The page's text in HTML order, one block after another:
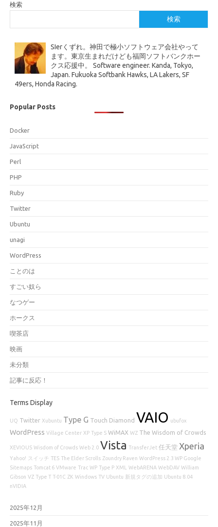
検索
検索
SIerくずれ。神田で極小ソフトウェア会社やって
ます。東京生まれだけども福岡ソフトバンクホー
クス応援中。 Software engineer. Kanda, Tokyo,
Japan. Fukuoka Softbank Hawks, LA Lakers, SF
49ers, Honda Racing.
Popular Posts
Docker
JavaScript
Perl
PHP
Ruby
Twitter
Ubuntu
unagi
WordPress
ことのは
すごい奴ら
なつゲー
ホークス
喫茶店
映画
未分類
記事に反応！
Terms Display
UQ Twitter Xubuntu Type G Touch Diamond VAIO ubufox
WordPress Village Center XP Type S WiMAX WZ The Wisdom of Crowds
XEVIOUS Wisdom of Crowds Web 2.0 Vista TransferJet 任天堂 Xperia
Yahoo! スイッチ TES The Elder Scrolls Zoundry Raven WordPress 2.3 WP Google
Sitemaps Tomcat 6 VMware Trac WP Type P XML WebARENA WebDAV William
Gibson VZ Type T T-01C ZK Windows TV Ubuntu 新規タグの追加 Ubuntu 8.04
nVIDIA
2025年12月
2025年11月